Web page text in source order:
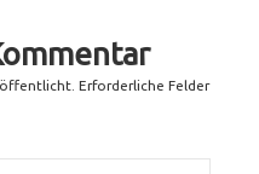
Erforderliche Felder